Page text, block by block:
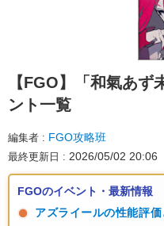
【FGO】
「和氣あ
ント一覧
編集者 FGO攻略班
最終更新日 2026/05/02 20:06
FGOのイベント・最新情報
アズライールの性能評